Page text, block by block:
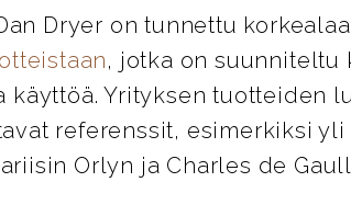
Dryer on tunnettu
, jotka on suunniteltu
käyttöä. Yrityksen tuotteiden
referenssit, esimerkiksi
Orlyn ja Charles de